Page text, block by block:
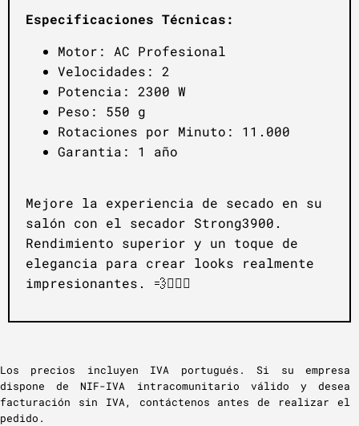
Especificaciones Técnicas:
Motor: AC Profesional
Velocidades: 2
Potencia: 2300 W
Peso: 550 g
Rotaciones por Minuto: 11.000
Garantia: 1 año
Mejore la experiencia de secado en su
salón con el secador Strong3900.
Rendimiento superior y un toque de
elegancia para crear looks realmente
impresionantes. 💨💇‍♀️✨
Los precios incluyen IVA portugués. Si su empresa
dispone de NIF-IVA intracomunitario válido y desea
facturación sin IVA, contáctenos antes de realizar el
pedido.